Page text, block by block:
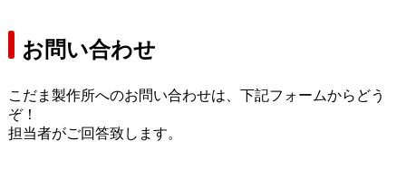
お問い合わせ
こだま製作所へのお問い合わせは、下記フォームからどう
ぞ！
担当者がご回答致します。